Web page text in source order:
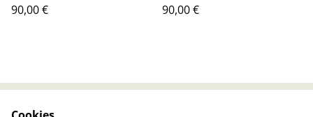
90,00 €
90,00 €